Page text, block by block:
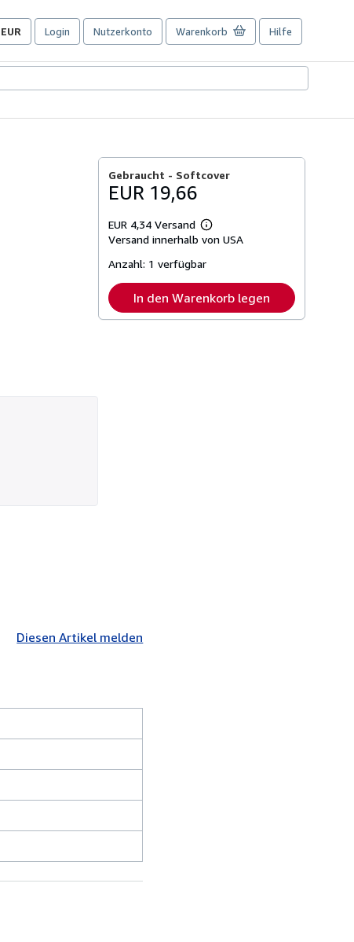
EUR
Seite
Einkaufseinstellungen.
Login Nutzerkonto Warenkorb Hilfe
Gebraucht - Softcover
EUR 19,66
EUR 4,34 Versand
Weitere
Informationen
Versandkosten
Versand innerhalb von USA
Anzahl: 1 verfügbar
In den Warenkorb legen
Diesen Artikel melden